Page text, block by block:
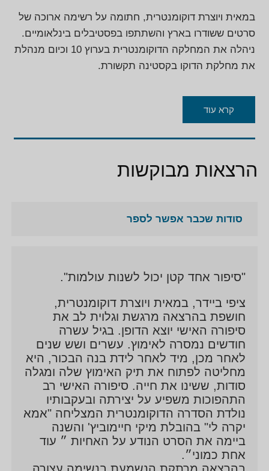
במאית ויוצרת דוקומנטרית, חתומה על רשימה ארוכה של
סרטים ששודרו בארץ והשתתפו בפסטיבלים בינלאומיים.
ניהלה את המחלקה הדוקומנטרית בערוץ 10 וכיום מנהלת
את מחלקת הדוקו בקסטינה תקשורת.
קרא עוד
הרצאות מבוקשות
סודות שכבר אפשר לספר
"סיפור אחד קטן יכול לשנות עולמות".
ציפי ביידר, במאית ויוצרת דוקומנטרית,
חושפת בהרצאה מרגשת וגלוית לב את
סיפורה האישי יוצא הדופן. בגיל עשרה
חודשים נמסרה לאימוץ. עשרים ושש שנים
לאחר מכן, מיד לאחר לידת בנה הבכור, היא
מחליטה לפתוח את תיק האימוץ שלה ומגלה
סודות, ששינו את חייה. סיפורה האישי רב
התהפוכות משפיע על יצירתה ובעקבותיו
נולדת הסדרה הדוקומנטרית המצליחה "אמא
יקרה לי" בהובלת מיקי חיימוביץ' והשנה
ביימה את הסרט הנודע על האחיות ״ עוד
אחת כמוני״.
בהרצאה מרתקת הנשמעת בנשימה עצורה